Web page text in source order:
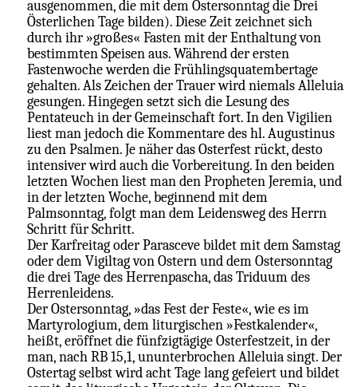
ausgenommen, die mit dem Ostersonntag die Drei
Österlichen Tage bilden). Diese Zeit zeichnet sich
durch ihr »großes« Fasten mit der Enthaltung von
bestimmten Speisen aus. Während der ersten
Fastenwoche werden die Frühlingsquatembertage
gehalten. Als Zeichen der Trauer wird niemals Alleluia
gesungen. Hingegen setzt sich die Lesung des
Pentateuch in der Gemeinschaft fort. In den Vigilien
liest man jedoch die Kommentare des hl. Augustinus
zu den Psalmen. Je näher das Osterfest rückt, desto
intensiver wird auch die Vorbereitung. In den beiden
letzten Wochen liest man den Propheten Jeremia, und
in der letzten Woche, beginnend mit dem
Palmsonntag, folgt man dem Leidensweg des Herrn
Schritt für Schritt.
Der Karfreitag oder Parasceve bildet mit dem Samstag
oder dem Vigiltag von Ostern und dem Ostersonntag
die drei Tage des Herrenpascha, das Triduum des
Herrenleidens.
Der Ostersonntag, »das Fest der Feste«, wie es im
Martyrologium, dem liturgischen »Festkalender«,
heißt, eröffnet die fünfzigtägige Osterfestzeit, in der
man, nach RB 15,1, ununterbrochen Alleluia singt. Der
Ostertag selbst wird acht Tage lang gefeiert und bildet